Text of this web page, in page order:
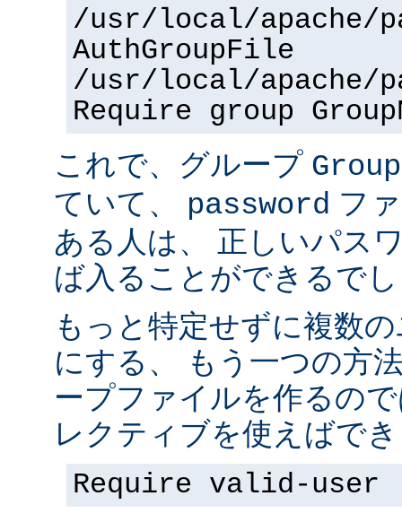
/usr/local/apache/
AuthGroupFile
/usr/local/apache/
Require group
これで、グループ
ていて、 password フ
ある人は、 正しいパス
ば入ることができるで
もっと特定せずに複数
にする、 もう一つの方
ープファイルを作るの
レクティブを使えばで
Require valid-user